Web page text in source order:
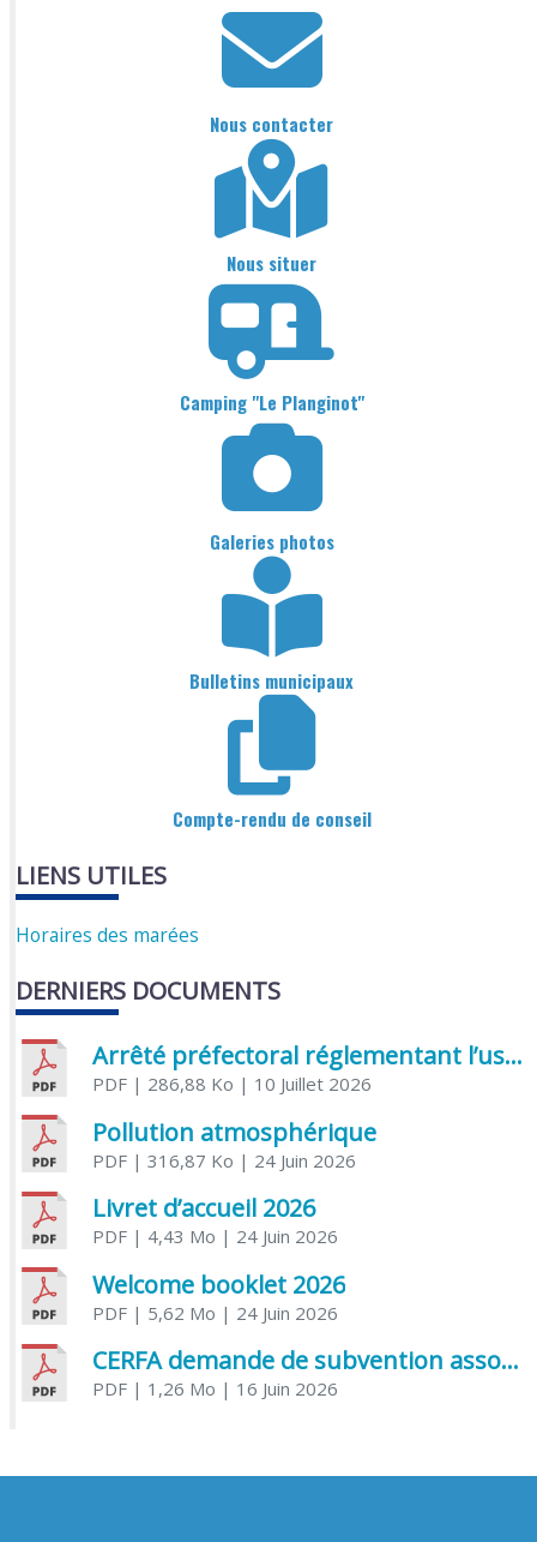
Nous contacter
Nous situer
Camping "Le Planginot"
Galeries photos
Bulletins municipaux
Compte-rendu de conseil
LIENS UTILES
Horaires des marées
DERNIERS DOCUMENTS
Arrêté préfectoral réglementant l’usage de l’eau
PDF| 286,88 Ko | 10 Juillet 2026
Pollution atmosphérique
PDF| 316,87 Ko | 24 Juin 2026
Livret d’accueil 2026
PDF| 4,43 Mo | 24 Juin 2026
Welcome booklet 2026
PDF| 5,62 Mo | 24 Juin 2026
CERFA demande de subvention association
PDF| 1,26 Mo | 16 Juin 2026